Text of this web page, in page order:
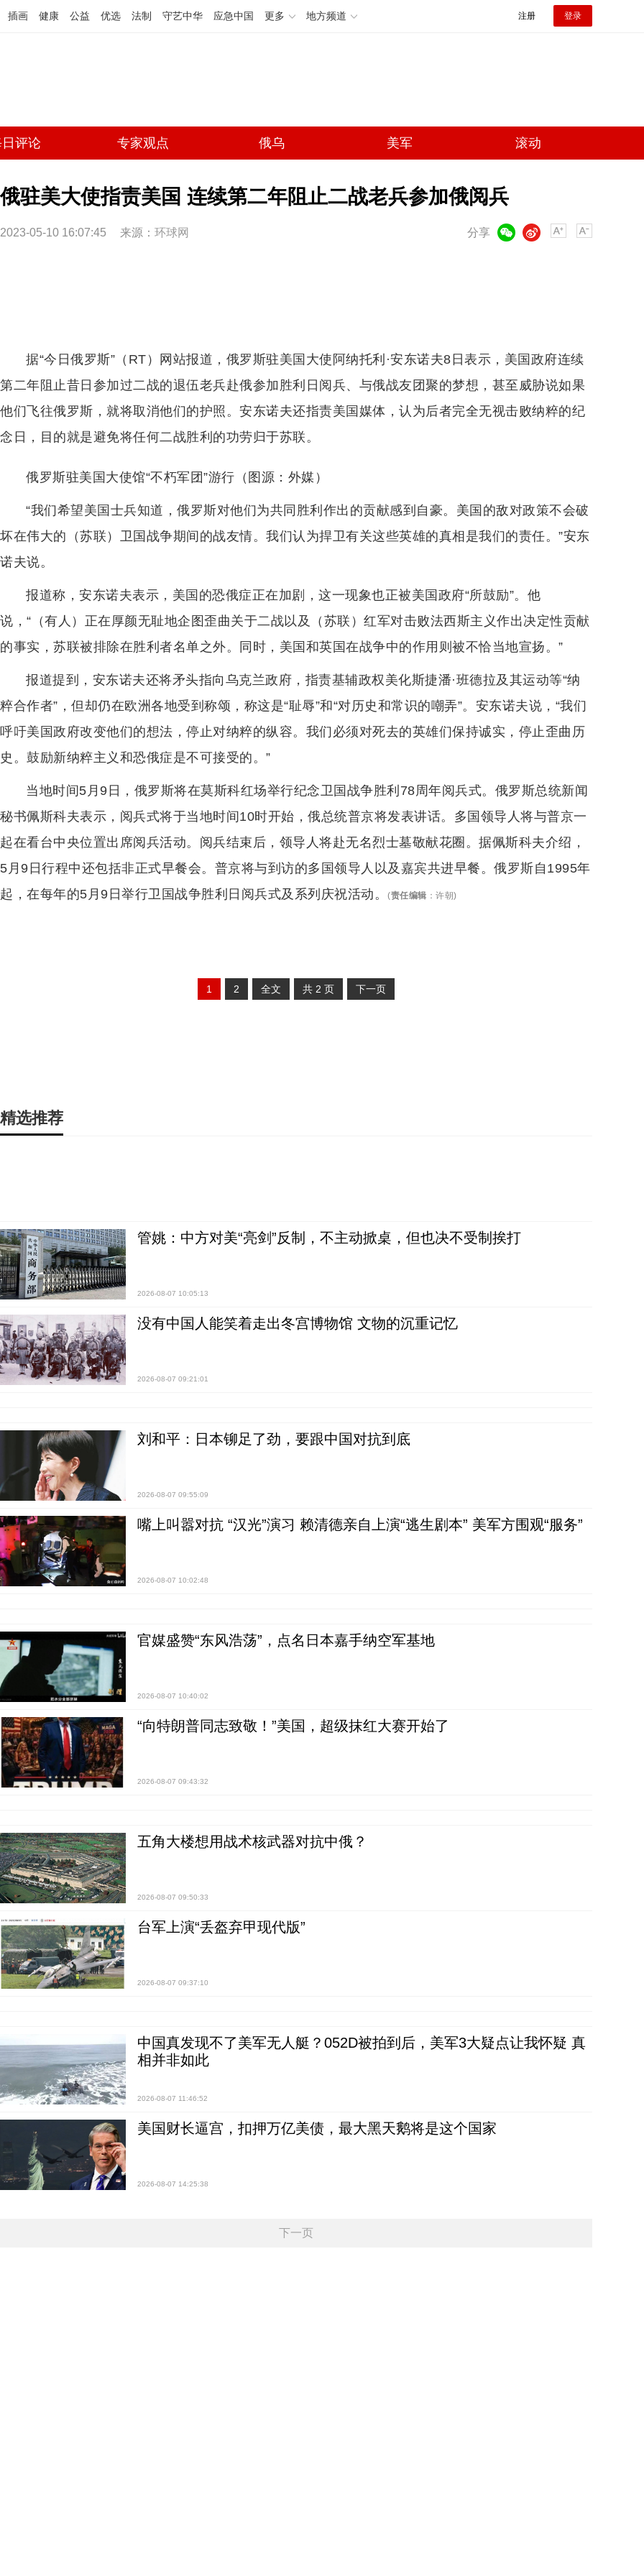
插画 健康 公益 优选 法制 守艺中华 应急中国 更多 地方频道 注册 登录
评论 专家观点 俄乌 美军 滚动
俄驻美大使指责美国 连续第二年阻止二战老兵参加俄阅兵
2023-05-10 16:07:45 来源： 环球网 分享
微博
据“今日俄罗斯”（RT）网站报道，俄罗斯驻美国大使阿纳托利·安东诺夫8日表示，美国政府连续
第二年阻止昔日参加过二战的退伍老兵赴俄参加胜利日阅兵、与俄战友团聚的梦想，甚至威胁说如果
他们飞往俄罗斯，就将取消他们的护照。安东诺夫还指责美国媒体，认为后者完全无视击败纳粹的纪
念日，目的就是避免将任何二战胜利的功劳归于苏联。
俄罗斯驻美国大使馆“不朽军团”游行（图源：外媒）
“我们希望美国士兵知道，俄罗斯对他们为共同胜利作出的贡献感到自豪。美国的敌对政策不会破
坏在伟大的（苏联）卫国战争期间的战友情。我们认为捍卫有关这些英雄的真相是我们的责任。”安东
诺夫说。
报道称，安东诺夫表示，美国的恐俄症正在加剧，这一现象也正被美国政府“所鼓励”。他
说，“（有人）正在厚颜无耻地企图歪曲关于二战以及（苏联）红军对击败法西斯主义作出决定性贡献
的事实，苏联被排除在胜利者名单之外。同时，美国和英国在战争中的作用则被不恰当地宣扬。”
报道提到，安东诺夫还将矛头指向乌克兰政府，指责基辅政权美化斯捷潘·班德拉及其运动等“纳
粹合作者”，但却仍在欧洲各地受到称颂，称这是“耻辱”和“对历史和常识的嘲弄”。安东诺夫说，“我们
呼吁美国政府改变他们的想法，停止对纳粹的纵容。我们必须对死去的英雄们保持诚实，停止歪曲历
史。鼓励新纳粹主义和恐俄症是不可接受的。”
当地时间5月9日，俄罗斯将在莫斯科红场举行纪念卫国战争胜利78周年阅兵式。俄罗斯总统新闻
秘书佩斯科夫表示，阅兵式将于当地时间10时开始，俄总统普京将发表讲话。多国领导人将与普京一
起在看台中央位置出席阅兵活动。阅兵结束后，领导人将赴无名烈士墓敬献花圈。据佩斯科夫介绍，
5月9日行程中还包括非正式早餐会。普京将与到访的多国领导人以及嘉宾共进早餐。俄罗斯自1995年
起，在每年的5月9日举行卫国战争胜利日阅兵式及系列庆祝活动。
(责任编辑 ： 许朝)
1 2 全文 共 2 页 下一页
精选推荐
管姚：中方对美“亮剑”反制，不主动掀桌，但也决不受制挨打
2026-08-07 10:05:13
没有中国人能笑着走出冬宫博物馆 文物的沉重记忆
2026-08-07 09:21:01
刘和平：日本铆足了劲，要跟中国对抗到底
2026-08-07 09:55:09
嘴上叫嚣对抗 “汉光”演习 赖清德亲自上演“逃生剧本” 美军方围观“服务”
2026-08-07 10:02:48
官媒盛赞“东风浩荡”，点名日本嘉手纳空军基地
2026-08-07 10:40:02
“向特朗普同志致敬！”美国，超级抹红大赛开始了
2026-08-07 09:43:32
五角大楼想用战术核武器对抗中俄？
2026-08-07 09:50:33
台军上演“丢盔弃甲现代版”
2026-08-07 09:37:10
中国真发现不了美军无人艇？052D被拍到后，美军3大疑点让我怀疑 真
相并非如此
2026-08-07 11:46:52
美国财长逼宫，扣押万亿美债，最大黑天鹅将是这个国家
2026-08-07 14:25:38
下一页